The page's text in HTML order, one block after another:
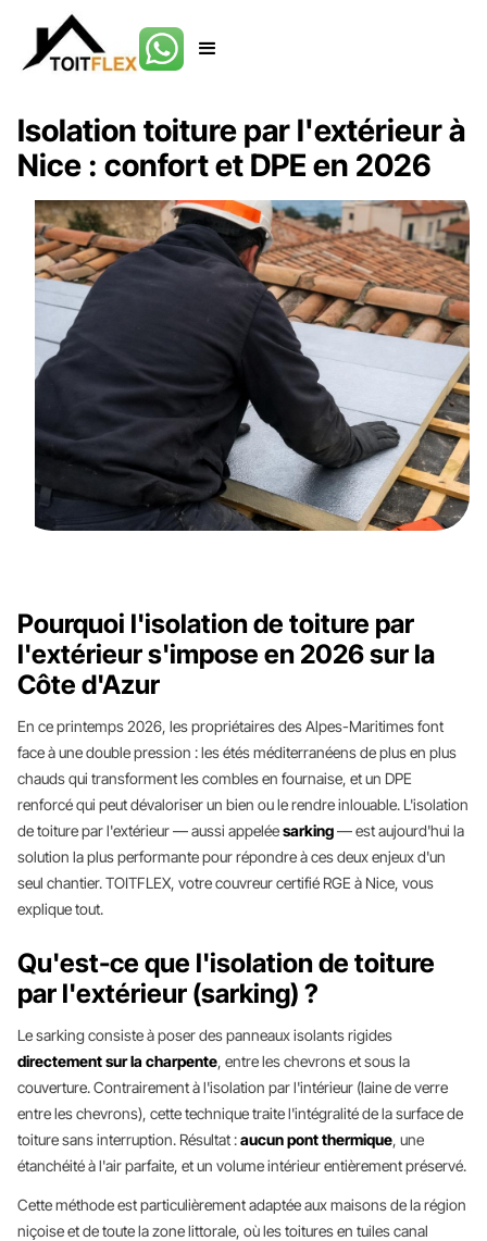
Isolation toiture par l'extérieur à
Nice : confort et DPE en 2026
Pourquoi l'isolation de toiture par
l'extérieur s'impose en 2026 sur la
Côte d'Azur
En ce printemps 2026, les propriétaires des Alpes-Maritimes font
face à une double pression : les étés méditerranéens de plus en plus
chauds qui transforment les combles en fournaise, et un DPE
renforcé qui peut dévaloriser un bien ou le rendre inlouable. L'isolation
de toiture par l'extérieur — aussi appeléesarking— est aujourd'hui la
solution la plus performante pour répondre à ces deux enjeux d'un
seul chantier. TOITFLEX, votre couvreur certifié RGE à Nice, vous
explique tout.
Qu'est-ce que l'isolation de toiture
par l'extérieur (sarking) ?
Le sarking consiste à poser des panneaux isolants rigides
directement sur la charpente, entre les chevrons et sous la
couverture. Contrairement à l'isolation par l'intérieur (laine de verre
entre les chevrons), cette technique traite l'intégralité de la surface de
toiture sans interruption. Résultat :aucun pont thermique, une
étanchéité à l'air parfaite, et un volume intérieur entièrement préservé.
Cette méthode est particulièrement adaptée aux maisons de la région
niçoise et de toute la zone littorale, où les toitures en tuiles canal